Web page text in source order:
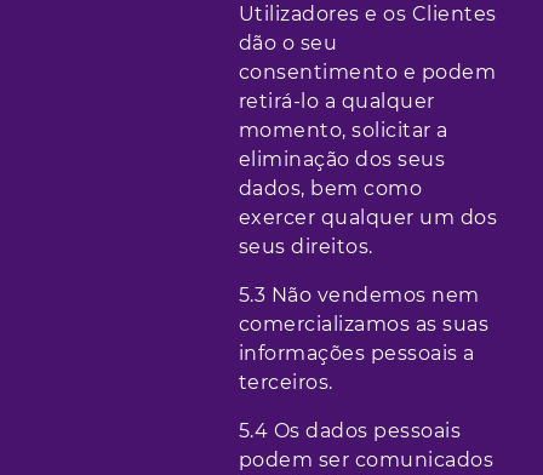
Utilizadores e os Clientes
dão o seu
consentimento e podem
retirá-lo a qualquer
momento, solicitar a
eliminação dos seus
dados, bem como
exercer qualquer um dos
seus direitos.
5.3 Não vendemos nem
comercializamos as suas
informações pessoais a
terceiros.
5.4 Os dados pessoais
podem ser comunicados